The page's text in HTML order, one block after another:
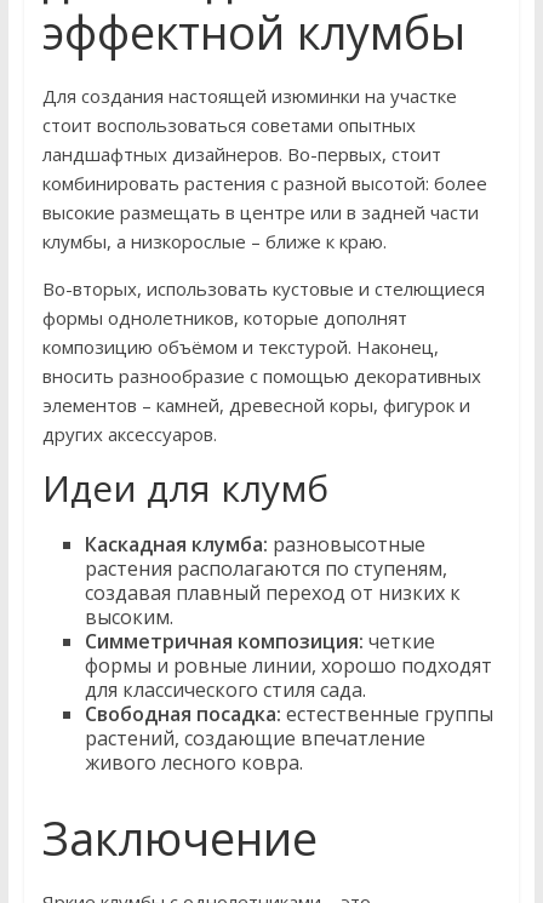
эффектной клумбы
Для создания настоящей изюминки на участке
стоит воспользоваться советами опытных
ландшафтных дизайнеров. Во-первых, стоит
комбинировать растения с разной высотой: более
высокие размещать в центре или в задней части
клумбы, а низкорослые – ближе к краю.
Во-вторых, использовать кустовые и стелющиеся
формы однолетников, которые дополнят
композицию объёмом и текстурой. Наконец,
вносить разнообразие с помощью декоративных
элементов – камней, древесной коры, фигурок и
других аксессуаров.
Идеи для клумб
Каскадная клумба: разновысотные
растения располагаются по ступеням,
создавая плавный переход от низких к
высоким.
Симметричная композиция: четкие
формы и ровные линии, хорошо подходят
для классического стиля сада.
Свободная посадка: естественные группы
растений, создающие впечатление
живого лесного ковра.
Заключение